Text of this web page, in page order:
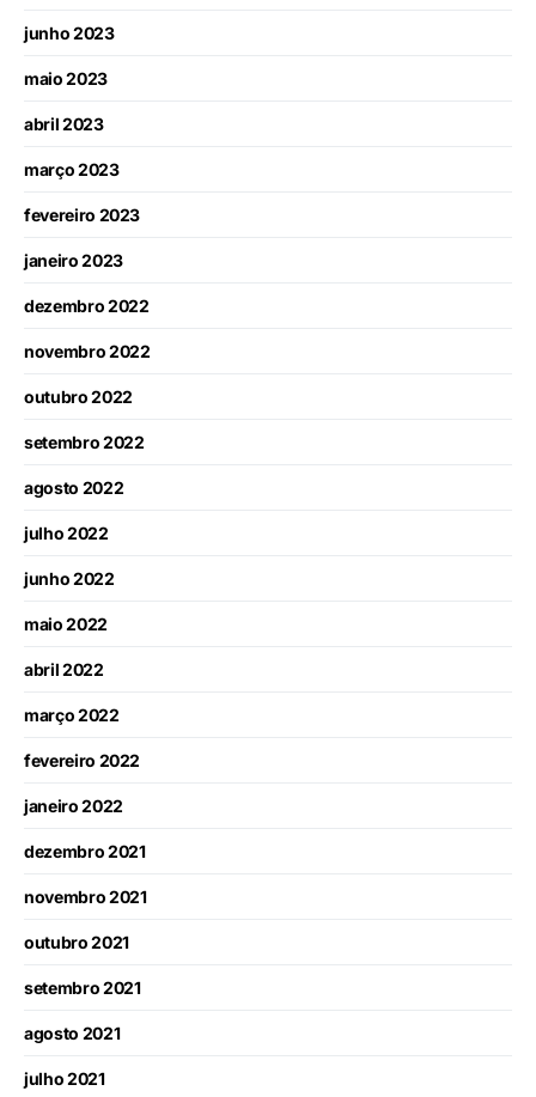
junho 2023
maio 2023
abril 2023
março 2023
fevereiro 2023
janeiro 2023
dezembro 2022
novembro 2022
outubro 2022
setembro 2022
agosto 2022
julho 2022
junho 2022
maio 2022
abril 2022
março 2022
fevereiro 2022
janeiro 2022
dezembro 2021
novembro 2021
outubro 2021
setembro 2021
agosto 2021
julho 2021